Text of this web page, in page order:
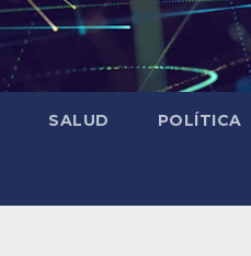
SALUD POLÍTICA